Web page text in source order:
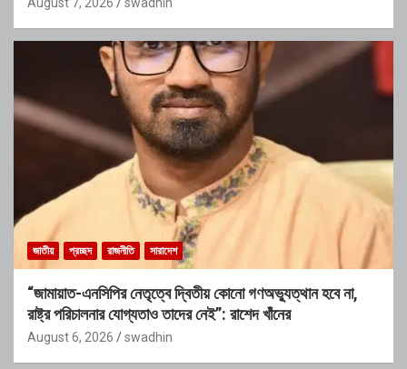
August 7, 2026 swadhin
জাতীয় প্রচ্ছদ রাজনীতি সারাদেশ
“জামায়াত-এনসিপির নেতৃত্বে দ্বিতীয় কোনো গণঅভ্যুত্থান হবে না,
রাষ্ট্র পরিচালনার যোগ্যতাও তাদের নেই”: রাশেদ খাঁনের
August 6, 2026 swadhin